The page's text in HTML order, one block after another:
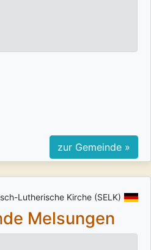
zur Gemeinde »
Lutherische Kirche (SELK)
Melsungen